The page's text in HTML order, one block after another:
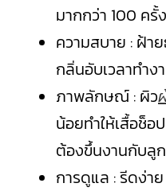
มากกว่า 100 ครั้ง
ความสบาย : ฝ้า
กลิ่นอับเวลาทำง
ภาพลักษณ์ : ผิว
น้อยทำให้เสื้อช็อ
ต้องขึ้นงานกับลู
การดูแล : รีดง่าย